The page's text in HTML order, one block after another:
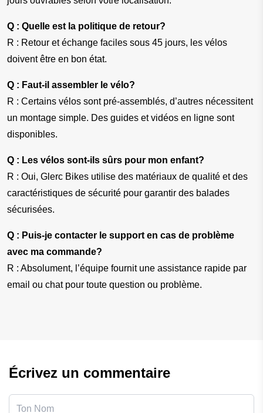
Q : Quelle est la politique de retour?
R : Retour et échange faciles sous 45 jours, les vélos
doivent être en bon état.
Q : Faut-il assembler le vélo?
R : Certains vélos sont pré-assemblés, d’autres nécessitent
un montage simple. Des guides et vidéos en ligne sont
disponibles.
Q : Les vélos sont-ils sûrs pour mon enfant?
R : Oui, Glerc Bikes utilise des matériaux de qualité et des
caractéristiques de sécurité pour garantir des balades
sécurisées.
Q : Puis-je contacter le support en cas de problème
avec ma commande?
R : Absolument, l’équipe fournit une assistance rapide par
email ou chat pour toute question ou problème.
Écrivez un commentaire